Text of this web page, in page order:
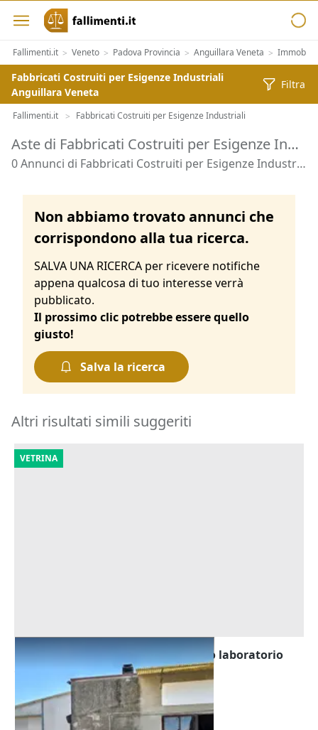
Fallimenti.it > Veneto > Padova Provincia > Anguillara Veneta >
Fabbricati Costruiti per Esigenze Industriali
Anguillara Veneta
Filtra
Fallimenti.it > Fabbricati Costruiti per Esigenze Industriali
Aste di Fabbricati Costruiti per Esigenze Industriali Anguillara Veneta
0 Annunci di Fabbricati Costruiti per Esigenze Industriali - Anguillara Veneta
Non abbiamo trovato annunci che
corrispondono alla tua ricerca.
SALVA UNA RICERCA per ricevere notifiche
appena qualcosa di tuo interesse verrà
pubblicato.
Il prossimo clic potrebbe essere quello
giusto!
Salva la ricerca
Altri risultati simili suggeriti
VETRINA
Asta Capannone artigianale ad uso laboratorio
Costa di Rovigo (Rovigo)
Offerta minima
16.875 €
14/09/2026